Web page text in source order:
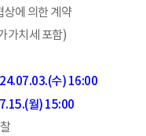
상에 의한 계약
가치세 포함)
수) 16:00
월) 15:00